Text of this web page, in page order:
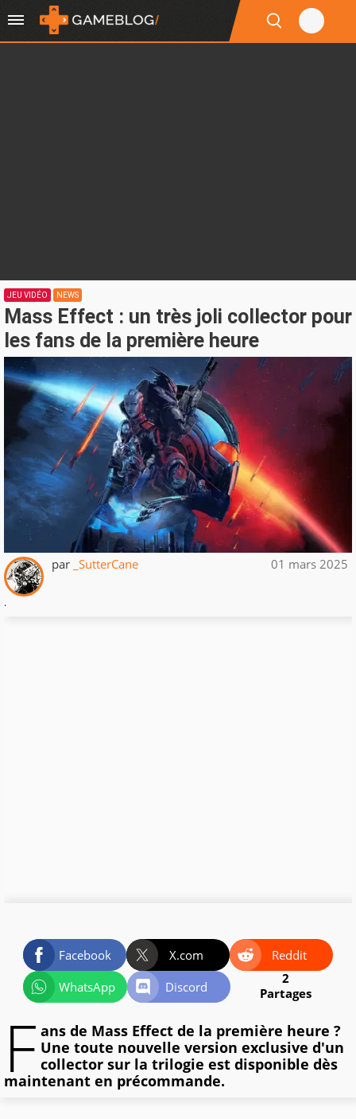
JEU VIDÉO NEWS
Mass Effect : un très joli collector pour
les fans de la première heure
par _SutterCane 01 mars 2025
.
Facebook X.com
Reddit
WhatsApp
Discord
2
Partages
F ans de Mass Effect de la première heure ?
Une toute nouvelle version exclusive d'un
collector sur la trilogie est disponible dès
maintenant en précommande.